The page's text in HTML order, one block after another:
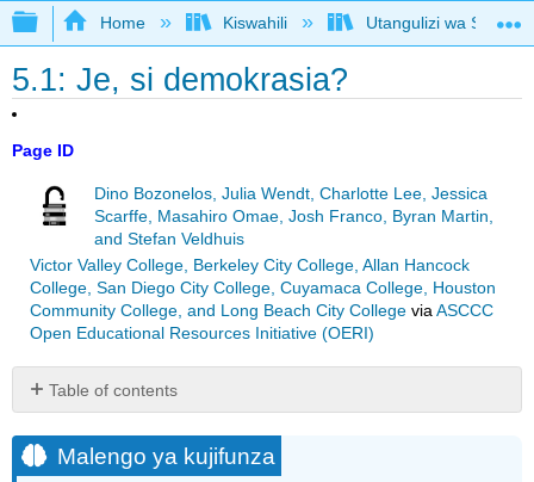
Expand/collapse global hierarchy
Home Kiswahili Utangulizi wa
5.1: Je, si demokrasia?
Page ID
Dino Bozonelos, Julia Wendt, Charlotte Lee, Jessica
Scarffe, Masahiro Omae, Josh Franco, Byran Martin,
and Stefan Veldhuis
Victor Valley College, Berkeley City College, Allan Hancock
College, San Diego City College, Cuyamaca College, Houston
Community College, and Long Beach City Collegevia ASCCC
Open Educational Resources Initiative (OERI)
Table of contents
ya
kujifunza
Malengo ya kujifunza